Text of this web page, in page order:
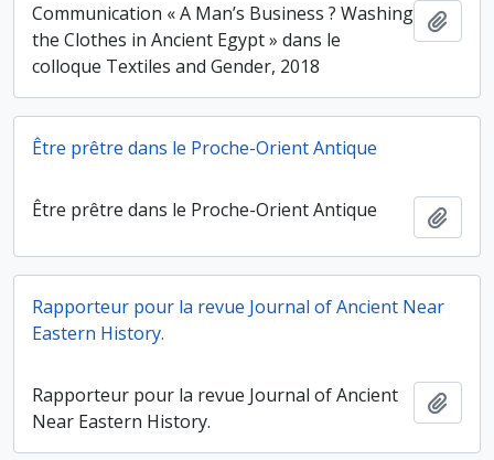
Communication « A Man’s Business ? Washing
the Clothes in Ancient Egypt » dans le
colloque Textiles and Gender, 2018
Être prêtre dans le Proche-Orient Antique
Être prêtre dans le Proche-Orient Antique
Rapporteur pour la revue Journal of Ancient Near
Eastern History.
Rapporteur pour la revue Journal of Ancient
Near Eastern History.